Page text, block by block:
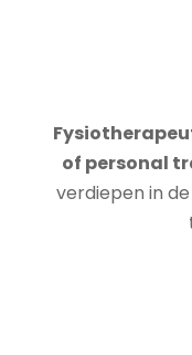
of personal
verdiepen in